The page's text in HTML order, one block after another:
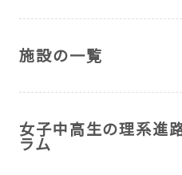
施設の一覧
女子中高生の理系進
ラム